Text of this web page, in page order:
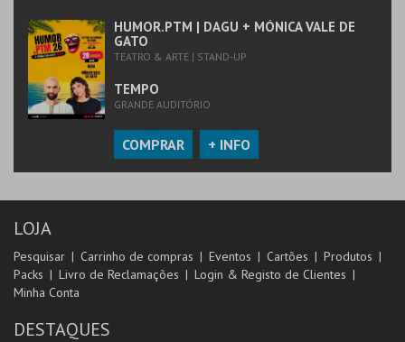
HUMOR.PTM | DAGU + MÓNICA VALE DE
GATO
TEATRO & ARTE | STAND-UP
TEMPO
GRANDE AUDITÓRIO
COMPRAR + INFO
LOJA
Pesquisar Carrinho de compras Eventos Cartões
Produtos
Packs
Livro de Reclamações
Login & Registo de Clientes
Minha Conta
DESTAQUES